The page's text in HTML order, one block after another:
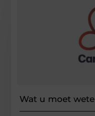
Wat u moet